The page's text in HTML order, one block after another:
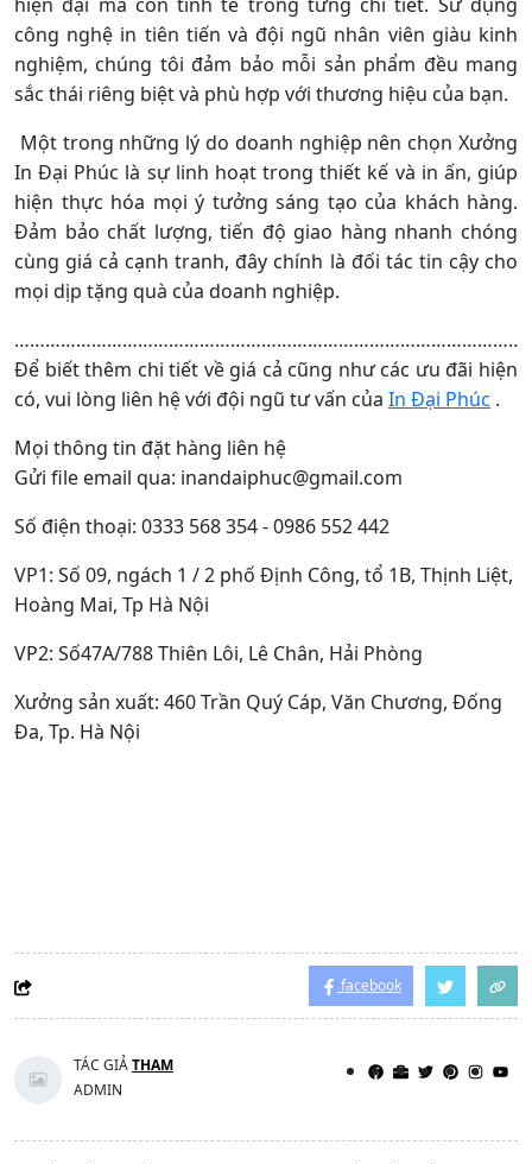
công nghệ in tiên tiến và đội ngũ nhân viên giàu kinh
nghiệm, chúng tôi đảm bảo mỗi sản phẩm đều mang
sắc thái riêng biệt và phù hợp với thương hiệu của bạn.
Một trong những lý do doanh nghiệp nên chọn Xưởng
In Đại Phúc là sự linh hoạt trong thiết kế và in ấn, giúp
hiện thực hóa mọi ý tưởng sáng tạo của khách hàng.
Đảm bảo chất lượng, tiến độ giao hàng nhanh chóng
cùng giá cả cạnh tranh, đây chính là đối tác tin cậy cho
mọi dịp tặng quà của doanh nghiệp.
Để biết thêm chi tiết về giá cả cũng như các ưu đãi hiện
có, vui lòng liên hệ với đội ngũ tư vấn của In Đại Phúc .
Mọi thông tin đặt hàng liên hệ
Gửi file email qua: inandaiphuc@gmail.com
Số điện thoại: 0333 568 354 - 0986 552 442
VP1: Số 09, ngách 1 / 2 phố Định Công, tổ 1B, Thịnh Liệt,
Hoàng Mai, Tp Hà Nội
VP2: Số47A/788 Thiên Lôi, Lê Chân, Hải Phòng
Xưởng sản xuất: 460 Trần Quý Cáp, Văn Chương, Đống
Đa, Tp. Hà Nội
facebook
TÁC GIẢTHAM
ADMIN